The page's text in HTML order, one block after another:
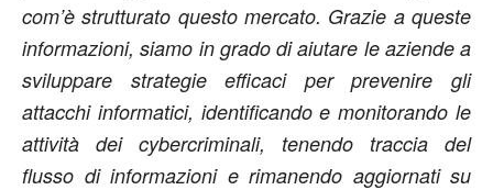
com’è strutturato questo mercato. Grazie a queste
informazioni, siamo in grado di aiutare le aziende a
sviluppare strategie efficaci per prevenire gli
attacchi informatici, identificando e monitorando le
attività dei cybercriminali, tenendo traccia del
flusso di informazioni e rimanendo aggiornati su